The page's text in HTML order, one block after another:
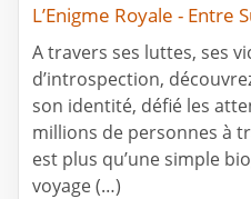
L’Enigme Royale -
A travers ses luttes, ses
d’introspection,
son identité, défié les
millions de personnes à
est plus qu’une simple
voyage (…)